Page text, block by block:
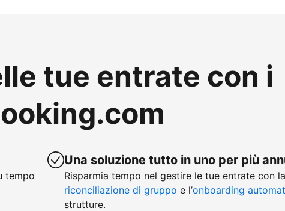
tue entrate con i
tempo
Una soluzione tutto in uno per più
Risparmia tempo nel gestire le tue entrate con la
riconciliazione di gruppo e l’onboarding
strutture.